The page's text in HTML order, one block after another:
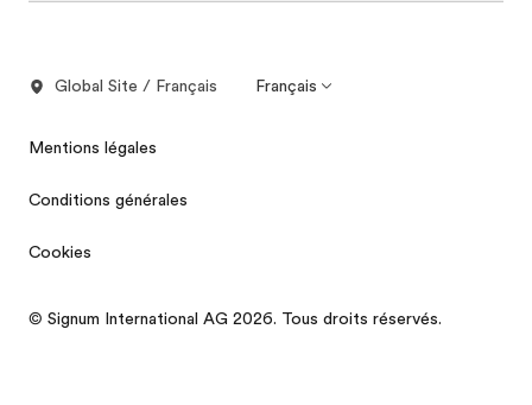
Global Site / Français Français
Mentions légales
Conditions générales
Cookies
© Signum International AG 2026. Tous droits réservés.